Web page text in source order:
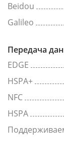
Beidou
Galileo
Передача
EDGE
HSPA+
NFC
HSPA